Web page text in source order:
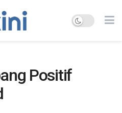
Positif